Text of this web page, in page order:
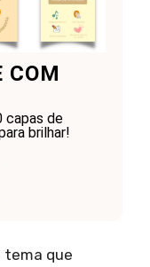
COM
capas de
brilhar!
tema que